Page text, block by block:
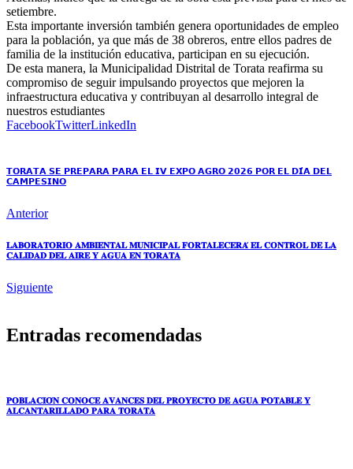
setiembre.
Esta importante inversión también genera oportunidades de empleo
para la población, ya que más de 38 obreros, entre ellos padres de
familia de la institución educativa, participan en su ejecución.
De esta manera, la Municipalidad Distrital de Torata reafirma su
compromiso de seguir impulsando proyectos que mejoren la
infraestructura educativa y contribuyan al desarrollo integral de
nuestros estudiantes
FacebookTwitterLinkedIn
𝗧𝗢𝗥𝗔𝗧𝗔 𝗦𝗘 𝗣𝗥𝗘𝗣𝗔𝗥𝗔 𝗣𝗔𝗥𝗔 𝗘𝗟 𝗜𝗩 𝗘𝗫𝗣𝗢 𝗔𝗚𝗥𝗢 𝟮𝟬𝟮𝟲 𝗣𝗢𝗥 𝗘𝗟 𝗗𝗜́𝗔 𝗗𝗘𝗟
𝗖𝗔𝗠𝗣𝗘𝗦𝗜𝗡𝗢
Anterior
𝐋𝐀𝐁𝐎𝐑𝐀𝐓𝐎𝐑𝐈𝐎 𝐀𝐌𝐁𝐈𝐄𝐍𝐓𝐀𝐋 𝐌𝐔𝐍𝐈𝐂𝐈𝐏𝐀𝐋 𝐅𝐎𝐑𝐓𝐀𝐋𝐄𝐂𝐄𝐑𝐀́ 𝐄𝐋 𝐂𝐎𝐍𝐓𝐑𝐎𝐋 𝐃𝐄 𝐋𝐀
𝐂𝐀𝐋𝐈𝐃𝐀𝐃 𝐃𝐄𝐋 𝐀𝐈𝐑𝐄 𝐘 𝐀𝐆𝐔𝐀 𝐄𝐍 𝐓𝐎𝐑𝐀𝐓𝐀
Siguiente
Entradas recomendadas
𝐏𝐎𝐁𝐋𝐀𝐂𝐈𝐎́𝐍 𝐂𝐎𝐍𝐎𝐂𝐄 𝐀𝐕𝐀𝐍𝐂𝐄𝐒 𝐃𝐄𝐋 𝐏𝐑𝐎𝐘𝐄𝐂𝐓𝐎 𝐃𝐄 𝐀𝐆𝐔𝐀 𝐏𝐎𝐓𝐀𝐁𝐋𝐄 𝐘
𝐀𝐋𝐂𝐀𝐍𝐓𝐀𝐑𝐈𝐋𝐋𝐀𝐃𝐎 𝐏𝐀𝐑𝐀 𝐓𝐎𝐑𝐀𝐓𝐀